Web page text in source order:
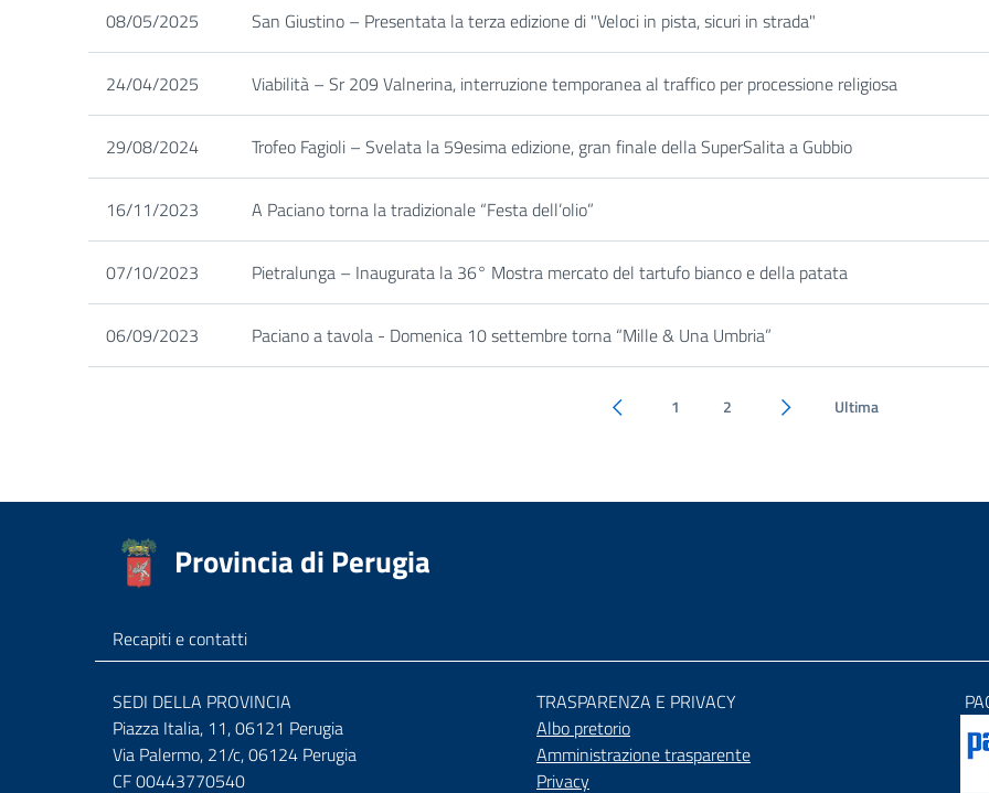
08/05/2025 San Giustino – Presentata la terza edizione di "Veloci in pista, sicuri in strada"
24/04/2025 Viabilità – Sr 209 Valnerina, interruzione temporanea al traffico per processione religiosa
29/08/2024 Trofeo Fagioli – Svelata la 59esima edizione, gran finale della SuperSalita a Gubbio
16/11/2023 A Paciano torna la tradizionale “Festa dell’olio”
07/10/2023 Pietralunga – Inaugurata la 36° Mostra mercato del tartufo bianco e della patata
06/09/2023 Paciano a tavola - Domenica 10 settembre torna “Mille & Una Umbria”
Pagina precedente
1 2 Pagina successiva
Ultima
Provincia di Perugia
Recapiti e contatti
SEDI DELLA PROVINCIA
Piazza Italia, 11, 06121 Perugia
Via Palermo, 21/c, 06124 Perugia
CF 00443770540
TRASPARENZA E PRIVACY
Albo pretorio
Amministrazione trasparente
Privacy